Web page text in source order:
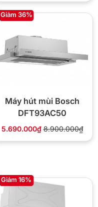
Giảm 36%
Máy hút mùi Bosch
DFT93AC50
5.690.000₫ 8.900.000₫
Giảm 16%